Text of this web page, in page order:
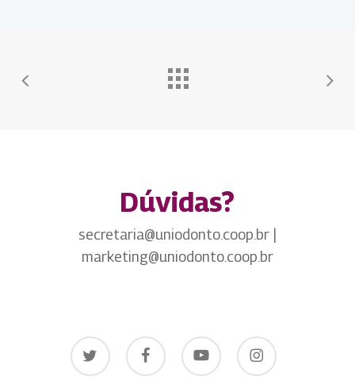
Dúvidas?
secretaria@uniodonto.coop.br |
marketing@uniodonto.coop.br
twitter facebook youtube instagram